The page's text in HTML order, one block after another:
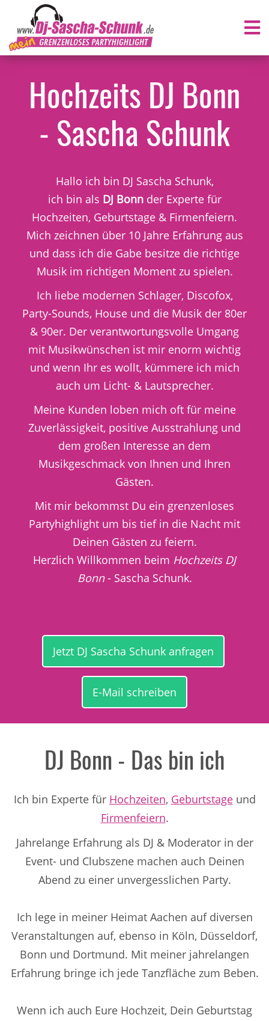
Hochzeits DJ Bonn
- Sascha Schunk
Hallo ich bin DJ Sascha Schunk,
ich bin als DJ Bonnder Experte für
Hochzeiten, Geburtstage & Firmenfeiern.
Mich zeichnen über 10 Jahre Erfahrung aus
und dass ich die Gabe besitze die richtige
Musik im richtigen Moment zu spielen.
Ich liebe modernen Schlager, Discofox,
Party-Sounds, House und die Musik der 80er
& 90er. Der verantwortungsvolle Umgang
mit Musikwünschen ist mir enorm wichtig
und wenn Ihr es wollt, kümmere ich mich
auch um Licht- & Lautsprecher.
Meine Kunden loben mich oft für meine
Zuverlässigkeit, positive Ausstrahlung und
dem großen Interesse an dem
Musikgeschmack von Ihnen und Ihren
Gästen.
Mit mir bekommst Du ein grenzenloses
Partyhighlight um bis tief in die Nacht mit
Deinen Gästen zu feiern.
Herzlich Willkommen beim Hochzeits DJ
Bonn- Sascha Schunk.
Jetzt DJ Sascha Schunk anfragen
E-Mail schreiben
DJ Bonn - Das bin ich
Ich bin Experte für Hochzeiten, Geburtstageund
Firmenfeiern.
Jahrelange Erfahrung als DJ & Moderator in der
Event- und Clubszene machen auch Deinen
Abend zu einer unvergesslichen Party.
Ich lege in meiner Heimat Aachen auf diversen
Veranstaltungen auf, ebenso in Köln, Düsseldorf,
Bonn und Dortmund. Mit meiner jahrelangen
Erfahrung bringe ich jede Tanzfläche zum Beben.
Wenn ich auch Eure Hochzeit, Dein Geburtstag